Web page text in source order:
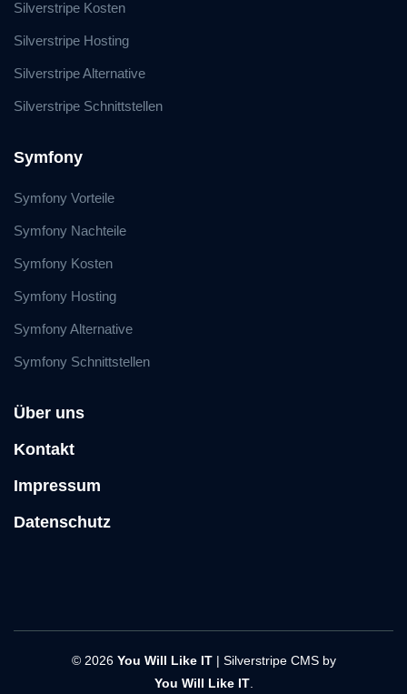
Silverstripe Kosten
Silverstripe Hosting
Silverstripe Alternative
Silverstripe Schnittstellen
Symfony
Symfony Vorteile
Symfony Nachteile
Symfony Kosten
Symfony Hosting
Symfony Alternative
Symfony Schnittstellen
Über uns
Kontakt
Impressum
Datenschutz
© 2026 You Will Like IT| Silverstripe CMS by
You Will Like IT.